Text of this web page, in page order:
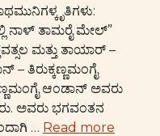
ನಾಳ್ ತಾಮರೈ ಮೇಲ್”
ಮತ್ತು ತಾಯಾರ್ –
– ತಿರುಕ್ಕಣ್ಣಮಂಗೈ
ಆಂಡಾನ್ ಅವರು
ಅವರು ಭಗವಂತನ
… Read more